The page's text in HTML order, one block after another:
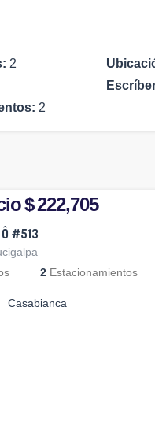
2
2
$ 222,705
#513
2 Estacionamientos
Casabianca